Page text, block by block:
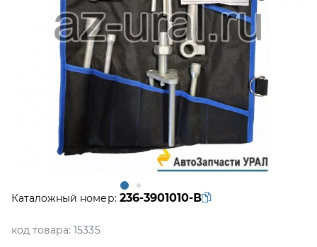
Каталожный номер: 236-3901010-В
код товара: 15335